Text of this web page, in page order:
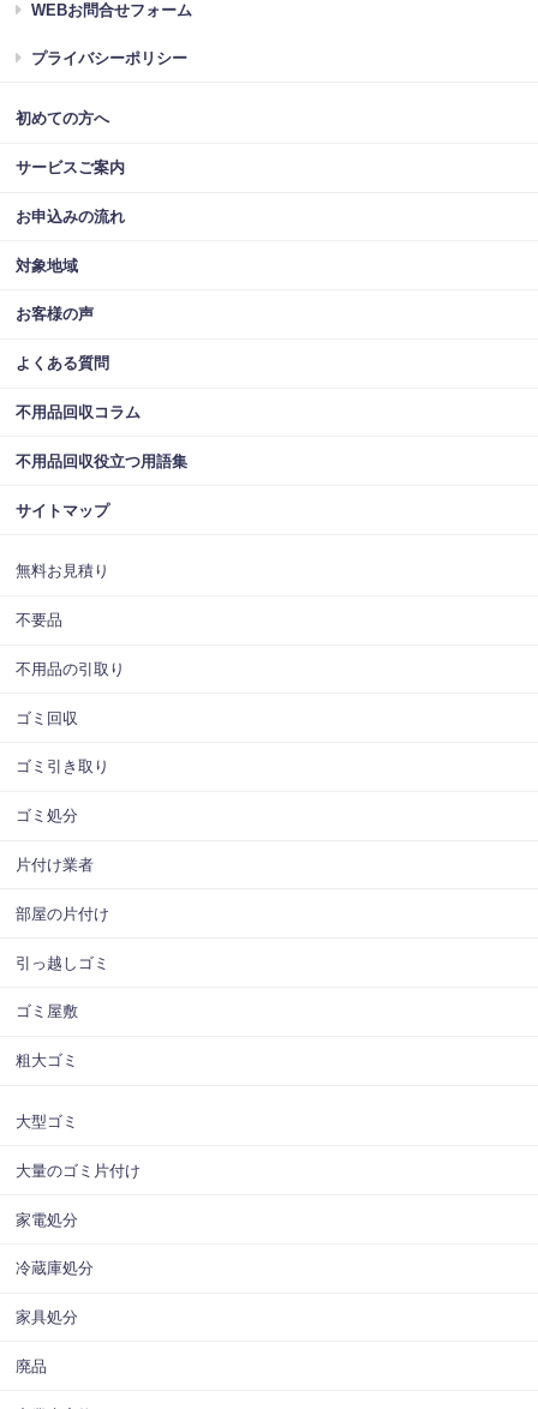
WEBお問合せフォーム
プライバシーポリシー
初めての方へ
サービスご案内
お申込みの流れ
対象地域
お客様の声
よくある質問
不用品回収コラム
不用品回収役立つ用語集
サイトマップ
無料お見積り
不要品
不用品の引取り
ゴミ回収
ゴミ引き取り
ゴミ処分
片付け業者
部屋の片付け
引っ越しゴミ
ゴミ屋敷
粗大ゴミ
大型ゴミ
大量のゴミ片付け
家電処分
冷蔵庫処分
家具処分
廃品